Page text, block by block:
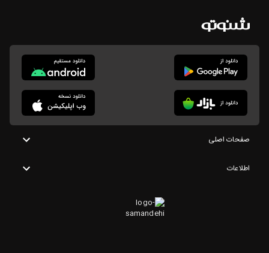
صفحات اصلی
اطلاعات